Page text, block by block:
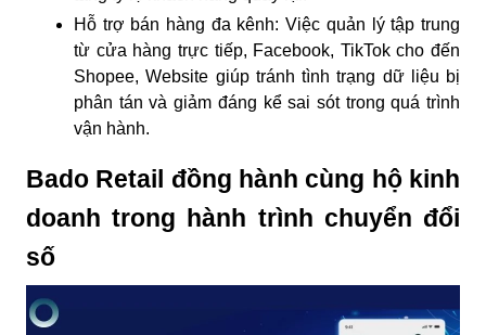
Hỗ trợ bán hàng đa kênh: Việc quản lý tập trung
từ cửa hàng trực tiếp, Facebook, TikTok cho đến
Shopee, Website giúp tránh tình trạng dữ liệu bị
phân tán và giảm đáng kể sai sót trong quá trình
vận hành.
Bado Retail đồng hành cùng hộ kinh
doanh trong hành trình chuyển đổi
số